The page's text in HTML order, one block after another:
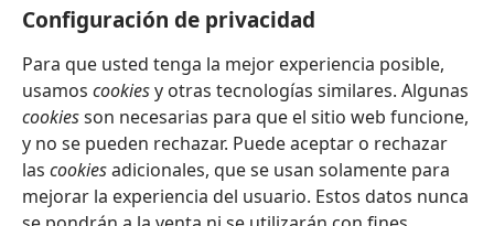
Configuración de privacidad
Para que usted tenga la mejor experiencia posible,
usamos cookiesy otras tecnologías similares. Algunas
cookiesson necesarias para que el sitio web funcione,
y no se pueden rechazar. Puede aceptar o rechazar
las cookiesadicionales, que se usan solamente para
mejorar la experiencia del usuario. Estos datos nunca
Español Configuración
Copyright© 2026 Watch Tower Bible and Tract Society of Pennsylvania
Condiciones de uso
Política de privacidad
Configuración de privacidad
JW.ORG Iniciar sesión